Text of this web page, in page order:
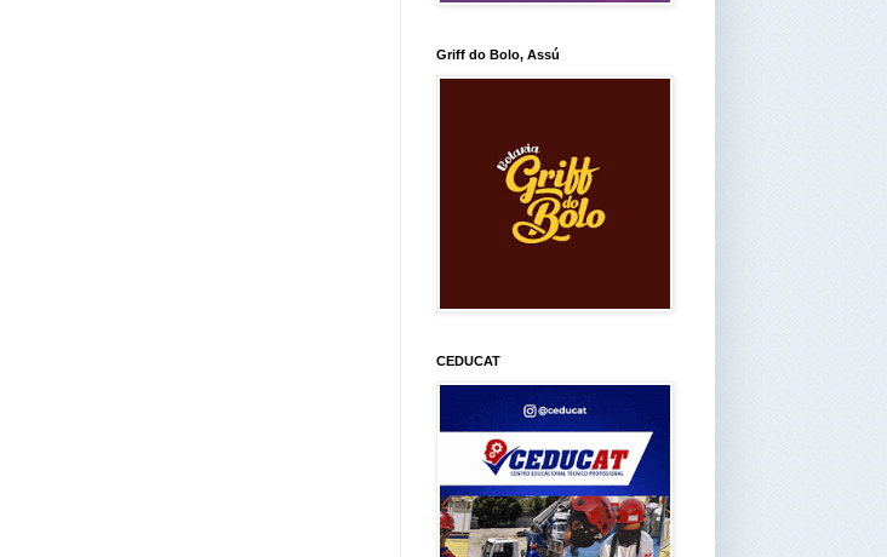
Griff do Bolo, Assú
CEDUCAT